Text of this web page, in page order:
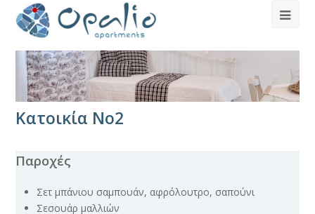
Κατοικία Νο2
Παροχές
Σετ μπάνιου σαμπουάν, αφρόλουτρο, σαπούνι
Σεσουάρ μαλλιών